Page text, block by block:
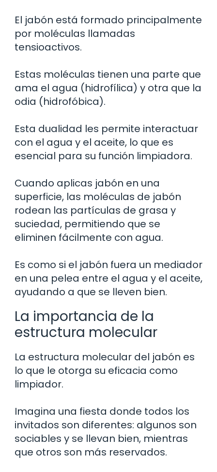
El jabón está formado principalmente
por moléculas llamadas
tensioactivos.
Estas moléculas tienen una parte que
ama el agua (hidrofílica) y otra que la
odia (hidrofóbica).
Esta dualidad les permite interactuar
con el agua y el aceite, lo que es
esencial para su función limpiadora.
Cuando aplicas jabón en una
superficie, las moléculas de jabón
rodean las partículas de grasa y
suciedad, permitiendo que se
eliminen fácilmente con agua.
Es como si el jabón fuera un mediador
en una pelea entre el agua y el aceite,
ayudando a que se lleven bien.
La importancia de la
estructura molecular
La estructura molecular del jabón es
lo que le otorga su eficacia como
limpiador.
Imagina una fiesta donde todos los
invitados son diferentes: algunos son
sociables y se llevan bien, mientras
que otros son más reservados.